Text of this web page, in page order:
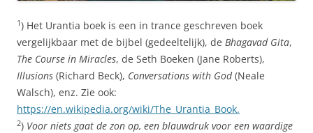
1) Het Urantia boek is een in trance geschreven boek
vergelijkbaar met de bijbel (gedeeltelijk), de Bhagavad Gita,
The Course in Miracles, de Seth Boeken (Jane Roberts),
Illusions (Richard Beck), Conversations with God(Neale
Walsch), enz. Zie ook:
https://en.wikipedia.org/wiki/The_Urantia_Book.
2) Voor niets gaat de zon op, een blauwdruk voor een waardige